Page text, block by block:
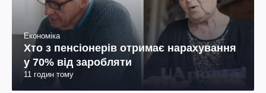
Економіка
Хто з пенсіонерів отримає нарахування
у 70% від заробляти
11 годин тому